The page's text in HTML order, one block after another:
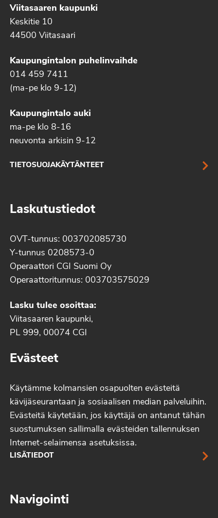
Viitasaaren kaupunki
Keskitie 10
44500 Viitasaari
Kaupungintalon puhelinvaihde
014 459 7411
(ma-pe klo 9-12)
Kaupungintalo auki
ma-pe klo 8-16
neuvonta arkisin 9-12
TIETOSUOJAKÄYTÄNTEET
Laskutustiedot
OVT-tunnus: 003702085730
Y-tunnus 0208573-0
Operaattori CGI Suomi Oy
Operaattoritunnus: 003703575029
Lasku tulee osoittaa:
Viitasaaren kaupunki,
PL 999, 00074 CGI
Evästeet
Käytämme kolmansien osapuolten evästeitä
kävijäseurantaan ja sosiaalisen median palveluihin.
Evästeitä käytetään, jos käyttäjä on antanut tähän
suostumuksen sallimalla evästeiden tallennuksen
Internet-selaimensa asetuksissa.
LISÄTIEDOT
Navigointi